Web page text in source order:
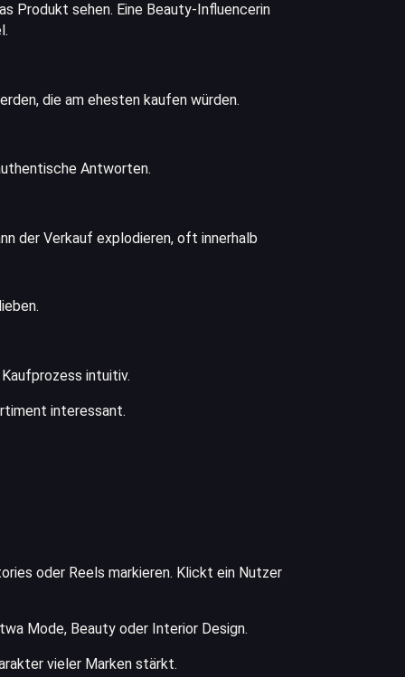
Produkt sehen. Eine Beauty-Influencerin
die am ehesten kaufen würden.
Antworten.
der Verkauf explodieren, oft innerhalb
intuitiv.
interessant.
oder Reels markieren. Klickt ein Nutzer
Mode, Beauty oder Interior Design.
vieler Marken stärkt.